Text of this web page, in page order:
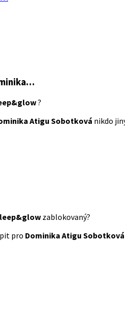
?
Atigu Sobotková nikdo
zablokovaný?
pro Dominika Atigu Sobotková